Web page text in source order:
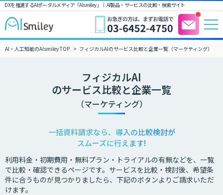
DXを推進するAIポータルメディア「AIsmiley」｜ AI製品・サービスの比較・検索サイト
AI・人工知能のAIsmiley TOP フィジカルAIのサービス比較と企業一覧（マーケティング）
フィジカルAI
のサービス比較と企業一覧
（マーケティング）
一括資料請求なら、導入の比較検討が
スムーズに行えます!
利用料金・初期費用・無料プラン・トライアルの有無などを、一覧
で比較・確認できるページです。サービスを比較・検討後、希望条
件に合うものが見つかりましたら、下記のボタンよりご請求いただ
けます。